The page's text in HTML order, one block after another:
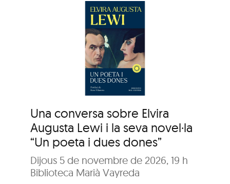
Una conversa sobre Elvira
Augusta Lewi i la seva novel·la
“Un poeta i dues dones”
Dijous 5 de novembre de 2026, 19 h
Biblioteca Marià Vayreda